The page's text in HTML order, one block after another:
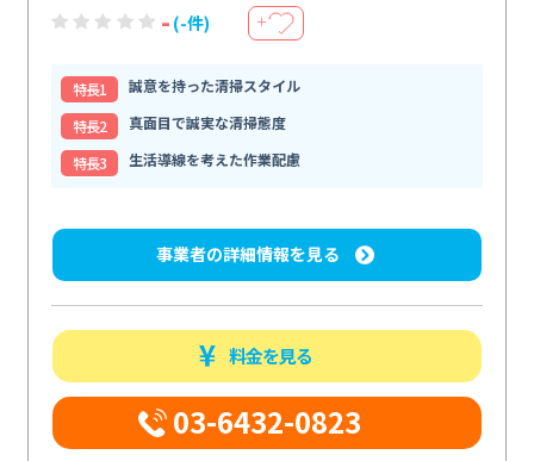
- (-件) ＋
特⻑1
誠意を持った清掃スタイル
特⻑2
真面目で誠実な清掃態度
特⻑3
生活導線を考えた作業配慮
事業者の詳細情報を見る
料金を見る
03-6432-0823